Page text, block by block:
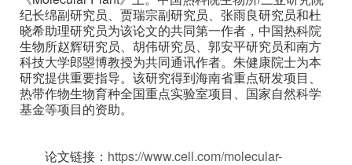
纪长绵副研究员、贾瑞宗副研究员、张雨良研究员和杜
晓希助理研究员为该论文的共同第一作者，中国热科院
生物所赵辉研究员、胡伟研究员、郭安平研究员和南方
科技大学郎曌博教授为共同通讯作者。朱健康院士为本
研究提供重要指导。该研究得到海南省重点研发项目、
热带作物生物育种全国重点实验室项目、国家自然科学
基金等项目的资助。
论文链接： https://www.cell.com/molecular-